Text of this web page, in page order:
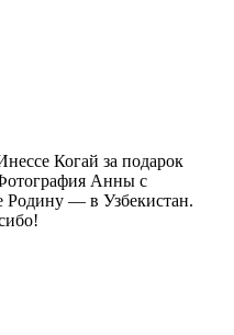
Когай за подарок
Анны с
Родину — в Узбекистан.